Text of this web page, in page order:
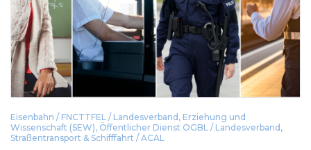
Eisenbahn / FNCTTFEL / Landesverband , Erziehung und
Wissenschaft (SEW), Öffentlicher Dienst OGBL / Landesverband ,
Straßentransport & Schifffahrt / ACAL